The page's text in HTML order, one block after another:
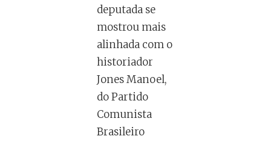
deputada se
mostrou mais
alinhada com o
historiador
Jones Manoel,
do Partido
Comunista
Brasileiro